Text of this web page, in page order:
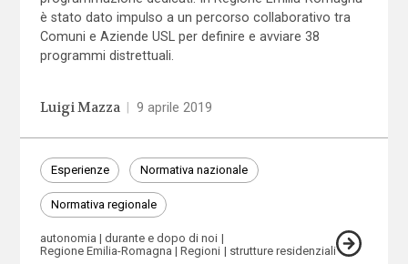
è stato dato impulso a un percorso collaborativo tra
Comuni e Aziende USL per definire e avviare 38
programmi distrettuali.
Luigi Mazza 9 aprile 2019
Esperienze Normativa nazionale
Normativa regionale
autonomia
durante e dopo di noi
Regione Emilia-Romagna
Regioni strutture residenziali